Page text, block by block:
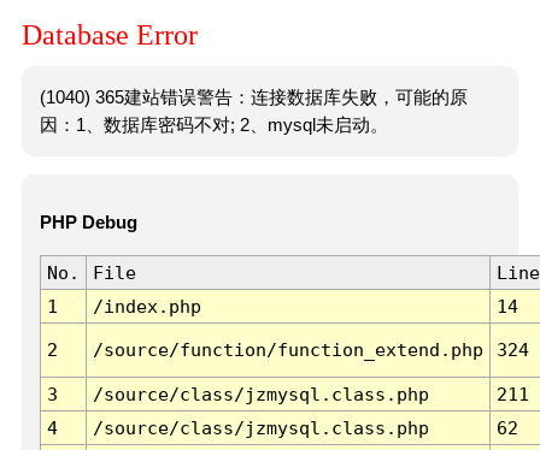
Database Error
(1040) 365建站错误警告：连接数据库失败，可能的原
因：1、数据库密码不对; 2、mysql未启动。
PHP Debug
No. File
Line
1
/index.php 14
2 /source/function/function_extend.php 324
3 /source/class/jzmysql.class.php
211
4
/source/class/jzmysql.class.php
62